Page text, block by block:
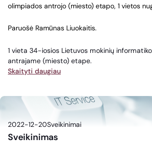
olimpiados antrojo (miesto) etapo, 1 vietos
Paruošė Ramūnas Liuokaitis.
1 vieta 34-iosios Lietuvos mokinių
antrajame (miesto) etape.
Skaityti daugiau
2022-12-20Sveikinimai
Sveikinimas